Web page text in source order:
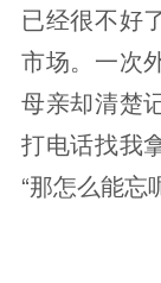
已经很不好
市场。一次
母亲却清楚
打电话找我
“那怎么能忘